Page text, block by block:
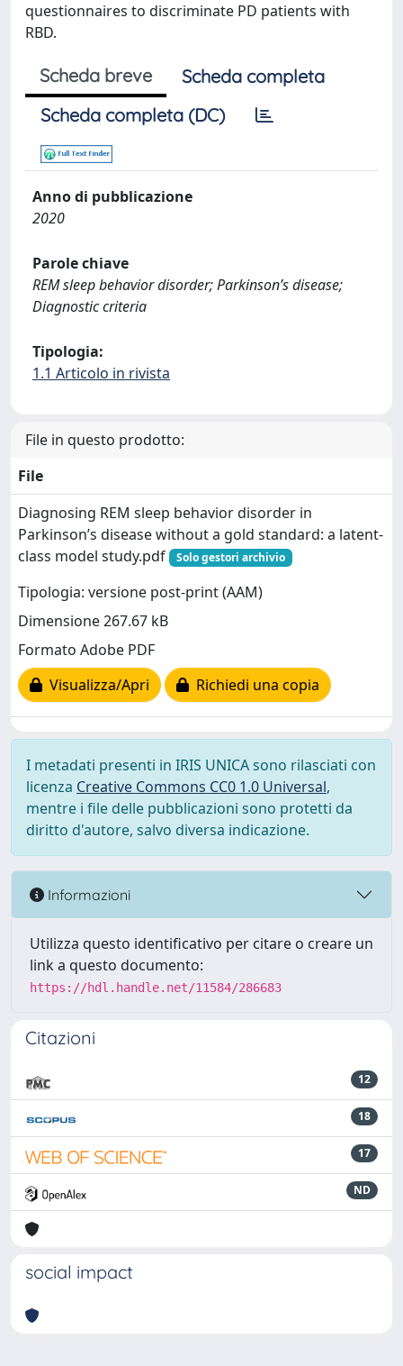
questionnaires to discriminate PD patients with
RBD.
Scheda breve
Scheda completa
Scheda completa (DC)
Anno di pubblicazione
2020
Parole chiave
REM sleep behavior disorder; Parkinson’s disease;
Diagnostic criteria
Tipologia:
1.1 Articolo in rivista
File in questo prodotto:
File
Diagnosing REM sleep behavior disorder in
Parkinson’s disease without a gold standard: a latent-
class model study.pdf
Solo gestori archivio
Tipologia: versione post-print (AAM)
Dimensione 267.67 kB
Formato Adobe PDF
Visualizza/Apri
Richiedi una copia
I metadati presenti in IRIS UNICA sono rilasciati con
licenza Creative Commons CC0 1.0 Universal,
mentre i file delle pubblicazioni sono protetti da
diritto d'autore, salvo diversa indicazione.
Informazioni
Utilizza questo identificativo per citare o creare un
link a questo documento:
https://hdl.handle.net/11584/286683
Citazioni
12
18
17
ND
social impact